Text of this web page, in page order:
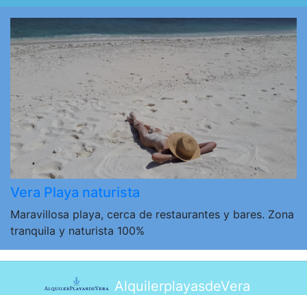
Vera Playa naturista
Maravillosa playa, cerca de restaurantes y bares. Zona
tranquila y naturista 100%
AlquilerplayasdeVera